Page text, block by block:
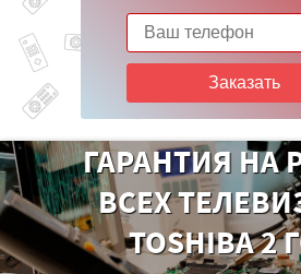
Заказать
ГАРАНТИЯ НА
ВСЕХ
TOSHIBA 2